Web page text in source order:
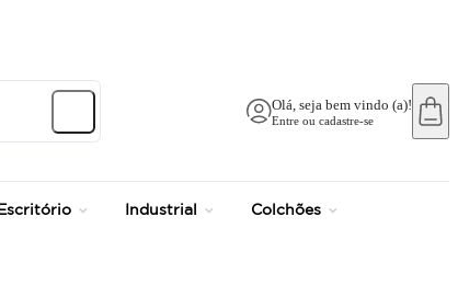
Olá, seja bem vindo (a)!
Entre ou cadastre-se
Industrial Colchões